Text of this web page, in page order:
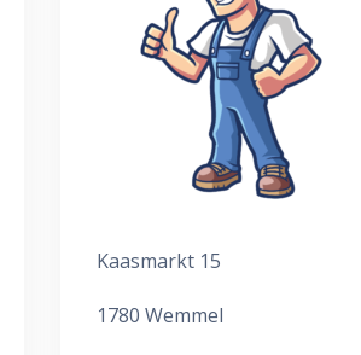
Kaasmarkt 15
1780 Wemmel